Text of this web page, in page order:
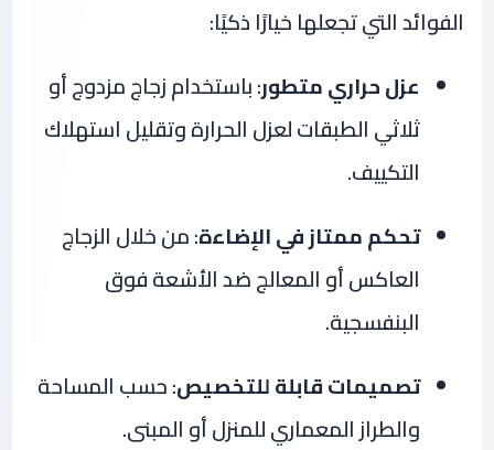
الفوائد التي تجعلها خيارًا ذكيًا:
عزل حراري متطور: باستخدام زجاج مزدوج أو
ثلاثي الطبقات لعزل الحرارة وتقليل استهلاك
التكييف.
تحكم ممتاز في الإضاءة: من خلال الزجاج
العاكس أو المعالج ضد الأشعة فوق
البنفسجية.
تصميمات قابلة للتخصيص: حسب المساحة
والطراز المعماري للمنزل أو المبنى.